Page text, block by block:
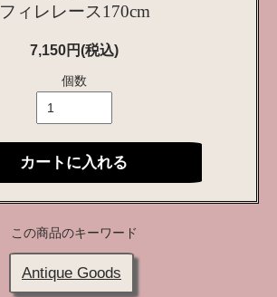
フィレレース170cm
7,150円(税込)
個数
カートに入れる
この商品のキーワード
Antique Goods